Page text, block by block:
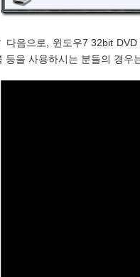
다음으로, 윈도우7 32bit DVD
등을 사용하시는 분들의 경우